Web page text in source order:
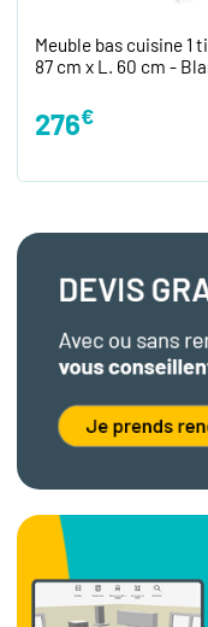
Meuble bas cuisine 1
87 cm x L. 60 cm -
276€